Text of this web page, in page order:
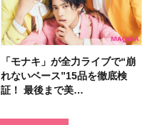
「モナキ」が全力ライブで“崩
れないベース”15品を徹底検
証！ 最後まで美…
【2026夏】「シワケア」ラン
キングTOP5！＜マキアビュー
ティーズが投…
「モナキ」が全力ライブで“崩
れないベース”15品を徹底検
証！ 最後まで美…
「ミス ディオール オードゥ パ
ルファン」が新たな装いで登
場！ シルバー…
【石井美保さんのおすすめお菓
子＆お茶10選】手土産にもぴっ
たり
【2026年】最新トレンド「ボ
ブ」13種類を徹底解説！ 定番
＆人気の髪型…
【無印良品】スキンケア×衣料
素材の最強タッグで実現！ 着
るだけで保湿でき…
【キャンメイク】売切続出！先
行発売中の「クリアヴェールセ
ッティングパウダ…